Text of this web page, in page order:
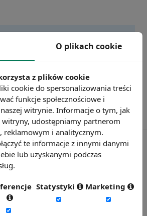
O plikach cookie
z plików cookie
cookie do spersonalizowania treści
funkcje społecznościowe i
witrynie. Informacje o tym, jak
witryny, udostępniamy partnerom
reklamowym i analitycznym.
te informacje z innymi danymi
lub uzyskanymi podczas
Statystyki Marketing